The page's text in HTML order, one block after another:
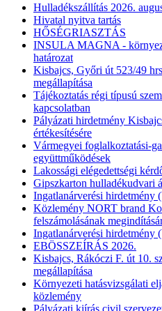
Hulladékszállítás 2026.
Hivatal nyitva tartás
HŐSÉGRIASZTÁS
INSULA MAGNA -
határozat
Kisbajcs, Győri út 523/49
megállapítása
Tájékoztatás régi típusú
kapcsolatban
Pályázati hirdetmény
értékesítésére
Vármegyei foglalkoztatási-
együttműködések
Lakossági elégedettségi
Gipszkarton hulladékudvari
Ingatlanárverési hirdetmény
Közlemény NORT brand
felszámolásának
Ingatlanárverési hirdetmény
EBÖSSZEÍRÁS 2026.
Kisbajcs, Rákóczi F. út 10.
megállapítása
Környezeti hatásvizsgálati
közlemény
Pályázati kiírás civil